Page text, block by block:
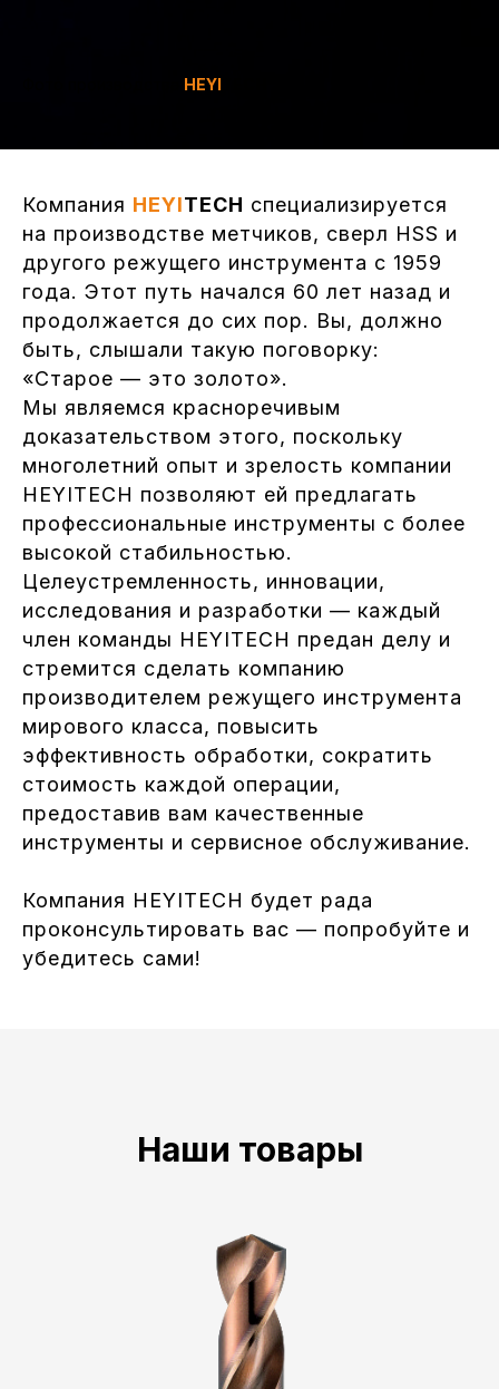
HEYI
Компания HEYITECH специализируется
на производстве метчиков, сверл HSS и
другого режущего инструмента с 1959
года. Этот путь начался 60 лет назад и
продолжается до сих пор. Вы, должно
быть, слышали такую поговорку:
«Старое — это золото».
Мы являемся красноречивым
доказательством этого, поскольку
многолетний опыт и зрелость компании
HEYITECH позволяют ей предлагать
профессиональные инструменты с более
высокой стабильностью.
Целеустремленность, инновации,
исследования и разработки — каждый
член команды HEYITECH предан делу и
стремится сделать компанию
производителем режущего инструмента
мирового класса, повысить
эффективность обработки, сократить
стоимость каждой операции,
предоставив вам качественные
инструменты и сервисное обслуживание.
Компания HEYITECH будет рада
проконсультировать вас — попробуйте и
убедитесь сами!
Наши товары